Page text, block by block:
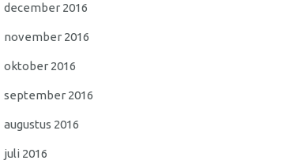
december 2016
november 2016
oktober 2016
september 2016
augustus 2016
juli 2016